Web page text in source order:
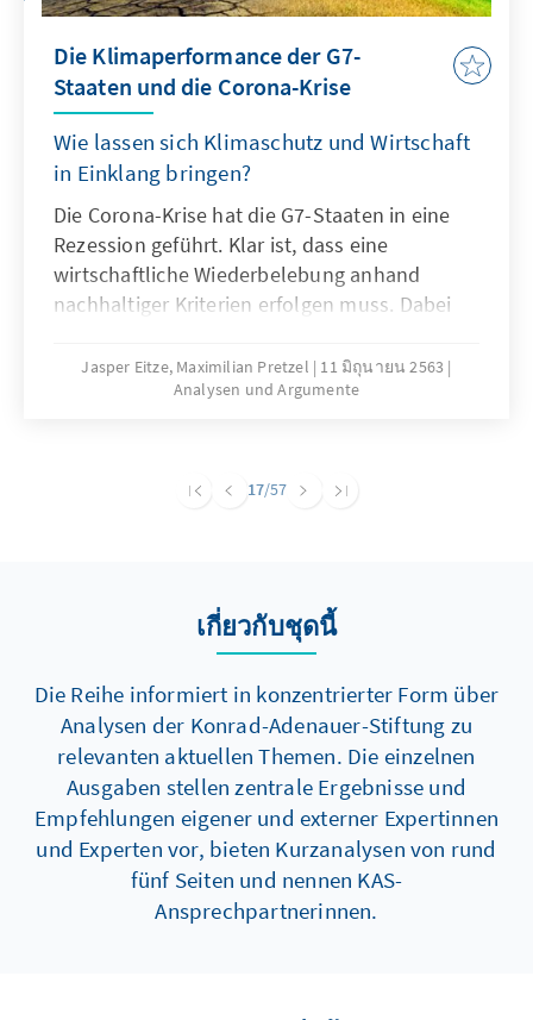
Die Klimaperformance der G7-
Staaten und die Corona-Krise
Wie lassen sich Klimaschutz und Wirtschaft
in Einklang bringen?
Die Corona-Krise hat die G7-Staaten in eine
Rezession geführt. Klar ist, dass eine
wirtschaftliche Wiederbelebung anhand
nachhaltiger Kriterien erfolgen muss. Dabei
wirtschaftliches Wachstum und Klimaschutz
am besten vereinbar sind. Unser Analysen &
Basis der CO2-Produktivität zu bewerten und
Jasper Eitze, Maximilian Pretzel
11 มิถุนายน 2563
Analysen und Argumente
17/57
เกี่ยวกับชุดนี้
Die Reihe informiert in konzentrierter Form über
Analysen der Konrad-Adenauer-Stiftung zu
relevanten aktuellen Themen. Die einzelnen
Ausgaben stellen zentrale Ergebnisse und
Empfehlungen eigener und externer Expertinnen
und Experten vor, bieten Kurzanalysen von rund
fünf Seiten und nennen KAS-
Ansprechpartnerinnen.